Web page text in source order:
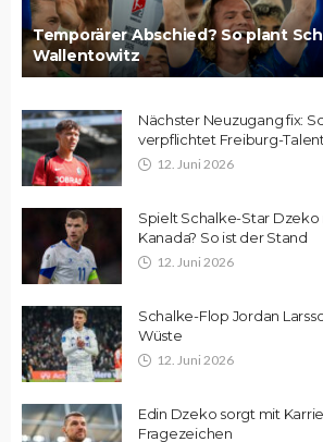
Temporärer Abschied? So plant
Wallentowitz
Nächster Neuzugang fix:
verpflichtet Freiburg-Talent
12. Juni 2026
Spielt Schalke-Star
Kanada? So ist der Stand
12. Juni 2026
Schalke-Flop Jordan
Wüste
12. Juni 2026
Edin Dzeko sorgt mit
Fragezeichen